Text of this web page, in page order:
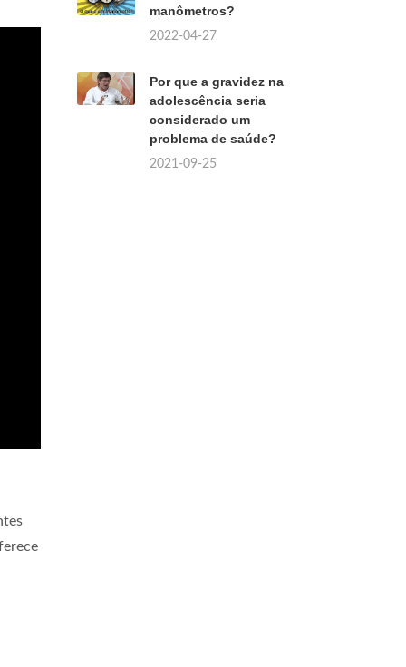
manômetros?
2022-04-27
Por que a gravidez na
adolescência seria
considerado um
problema de saúde?
2021-09-25